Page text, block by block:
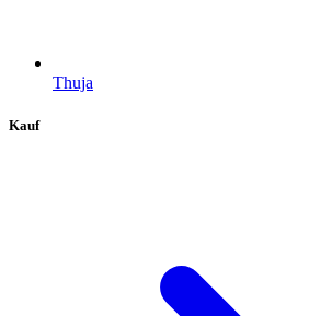
Thuja
Kauf